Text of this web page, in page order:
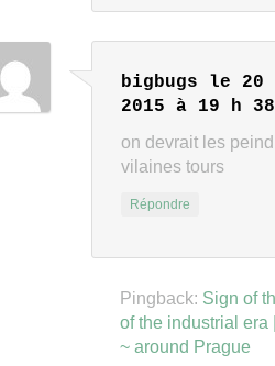
bigbugs
le
2015 à 19 h
on devrait les
vilaines tours
Répondre
Pingback: Sign of
of the industrial era
~ around Prague